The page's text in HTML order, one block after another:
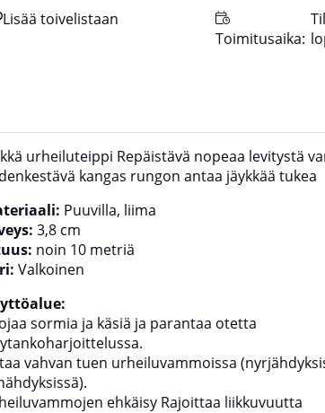
Toimitusaika:
urheiluteippi Repäistävä nopeaa levitystä
kangas rungon antaa jäykkää tukea
Puuvilla, liima
3,8 cm
noin 10 metriä
Valkoinen
sormia ja käsiä ja parantaa otetta
vahvan tuen urheiluvammoissa
ehkäisy Rajoittaa liikkuvuutta